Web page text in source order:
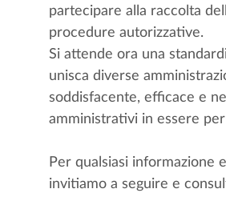
partecipare alla raccolta
procedure autorizzative.
Si attende ora una
unisca diverse
soddisfacente, efficace e
amministrativi in essere
Per qualsiasi informazione
invitiamo a seguire e